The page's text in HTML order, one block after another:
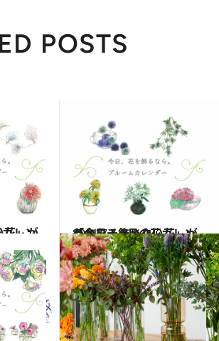
POSTS
2021.7.1
「今日、飾りたい花」がわかる！ 7月の花カレンダーをチェック
ライフスタイル